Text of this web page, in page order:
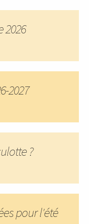
2027
?
pour l'été